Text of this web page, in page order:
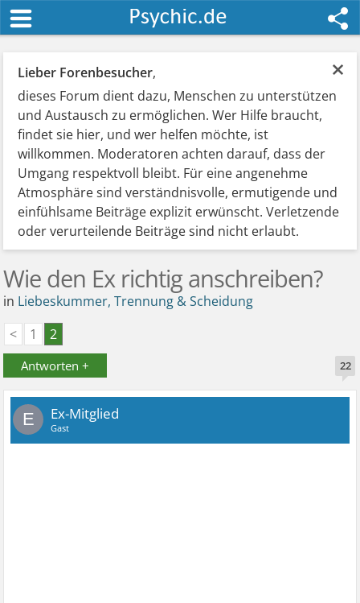
×
Lieber Forenbesucher,
dieses Forum dient dazu, Menschen zu unterstützen
und Austausch zu ermöglichen. Wer Hilfe braucht,
findet sie hier, und wer helfen möchte, ist
willkommen. Moderatoren achten darauf, dass der
Umgang respektvoll bleibt. Für eine angenehme
Atmosphäre sind verständnisvolle, ermutigende und
einfühlsame Beiträge explizit erwünscht. Verletzende
oder verurteilende Beiträge sind nicht erlaubt.
Wie den Ex richtig anschreiben?
in Liebeskummer, Trennung & Scheidung
<
1 2
Antworten + 22
E Ex-Mitglied
Gast